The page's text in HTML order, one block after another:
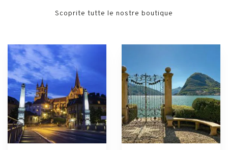
Scoprite tutte le nostre boutique